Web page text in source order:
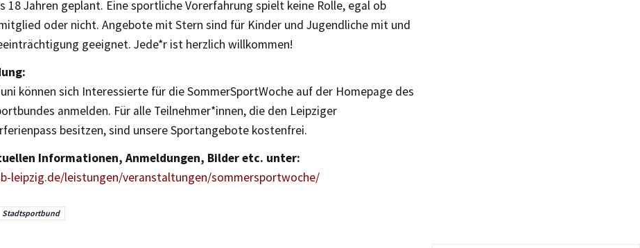
18 Jahren geplant. Eine sportliche Vorerfahrung spielt keine Rolle, egal ob
oder nicht. Angebote mit Stern sind für Kinder und Jugendliche mit und
geeignet. Jede*r ist herzlich willkommen!
können sich Interessierte für die SommerSportWoche auf der Homepage des
anmelden. Für alle Teilnehmer*innen, die den Leipziger
besitzen, sind unsere Sportangebote kostenfrei.
Informationen, Anmeldungen, Bilder etc. unter:
leipzig.de/leistungen/veranstaltungen/sommersportwoche/
Stadtsportbund